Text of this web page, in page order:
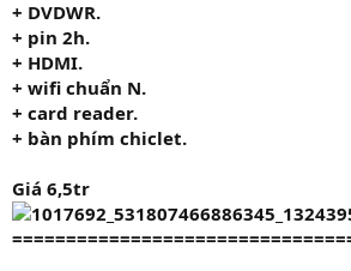
+ DVDWR.
+ pin 2h.
+ HDMI.
+ wifi chuẩn N.
+ card reader.
+ bàn phím chiclet.
Giá 6,5tr